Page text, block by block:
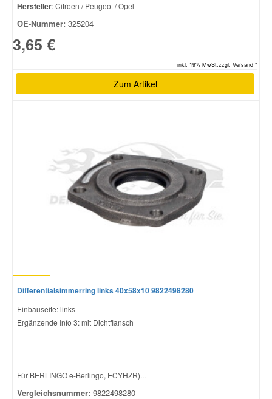
Hersteller: Citroen / Peugeot / Opel
OE-Nummer: 325204
3,65 €
inkl. 19% MwSt.zzgl. Versand *
Zum Artikel
Differentialsimmerring links 40x58x10 9822498280
Einbauseite: links
Ergänzende Info 3: mit Dichtflansch
Für BERLINGO e-Berlingo, ECYHZR)...
Vergleichsnummer: 9822498280